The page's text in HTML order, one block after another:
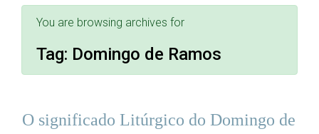
You are browsing archives for
Tag: Domingo de Ramos
O significado Litúrgico do Domingo de